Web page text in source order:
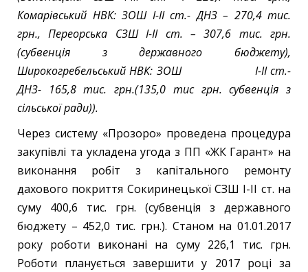
Комарівський НВК: ЗОШ І-ІІ ст.- ДНЗ – 270,4 тис.
грн., Переорська СЗШ І-ІІ ст. – 307,6 тис. грн.
(субвенція з державного бюджету),
Широкогребельський НВК: ЗОШ І-ІІ ст.-
ДНЗ- 165,8 тис. грн.(135,0 тис грн. субвенція з
сільської ради)).
Через систему «Прозоро» проведена процедура
закупівлі та укладена угода з ПП «ЖК Гарант» на
виконання робіт з капітального ремонту
дахового покриття Сокиринецької СЗШ І-ІІ ст. на
суму 400,6 тис. грн. (субвенція з державного
бюджету – 452,0 тис. грн.). Станом на 01.01.2017
року роботи виконані на суму 226,1 тис. грн.
Роботи планується завершити у 2017 році за